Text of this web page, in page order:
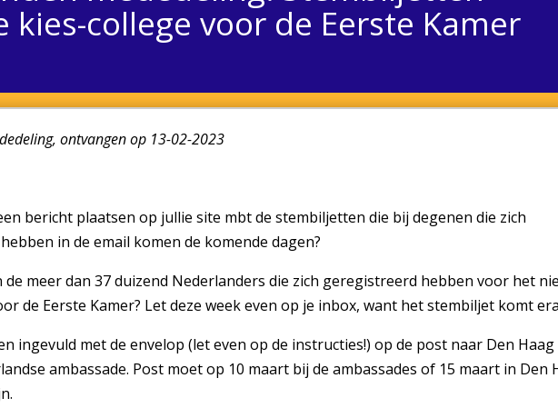
kies-college voor de Eerste Kamer
ontvangen op 13-02-2023
bericht plaatsen op jullie site mbt de stembiljetten die bij degenen die zich
in de email komen de komende dagen?
de meer dan 37 duizend Nederlanders die zich geregistreerd hebben voor het
de Eerste Kamer? Let deze week even op je inbox, want het stembiljet komt
ingevuld met de envelop (let even op de instructies!) op de post naar Den
ambassade. Post moet op 10 maart bij de ambassades of 15 maart in Den